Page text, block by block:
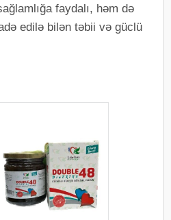
faydalı, həm də
edilə bilən təbii və güclü